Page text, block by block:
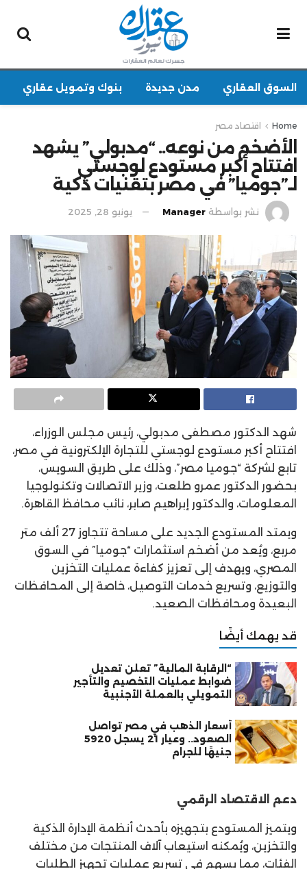
السوق العقاري مدن جديدة بنوك وتمويل عقاري
Home اقتصاد مصر
الأضخم من نوعه.. “مدبولي” يشهد
افتتاح أكبر مستودع لوجستي
لـ”جوميا” في مصر بتقنيات ذكية
نشر بواسطة Manager يونيو 28, 2025
شهد الدكتور مصطفى مدبولي، رئيس مجلس الوزراء،
افتتاح أكبر مستودع لوجستي للتجارة الإلكترونية في مصر،
تابع لشركة “جوميا مصر”، وذلك على طريق السويس،
بحضور الدكتور عمرو طلعت، وزير الاتصالات وتكنولوجيا
المعلومات، والدكتور إبراهيم صابر، نائب محافظ القاهرة.
ويمتد المستودع الجديد على مساحة تتجاوز 27 ألف متر
مربع، ويُعد من أضخم استثمارات “جوميا” في السوق
المصري، ويهدف إلى تعزيز كفاءة عمليات التخزين
والتوزيع، وتسريع خدمات التوصيل، خاصة إلى المحافظات
البعيدة ومحافظات الصعيد.
قد يهمك أيضًا
“الرقابة المالية” تعلن تعديل
ضوابط عمليات التخصيم والتأجير
التمويلي بالعملة الأجنبية
أسعار الذهب في مصر تواصل
الصعود.. وعيار 21 يسجل 5920
جنيهًا للجرام
دعم الاقتصاد الرقمي
ويتميز المستودع بتجهيزه بأحدث أنظمة الإدارة الذكية
والتخزين، ويُمكنه استيعاب آلاف المنتجات من مختلف
الفئات، مما يسهم في تسريع عمليات تجهيز الطلبات